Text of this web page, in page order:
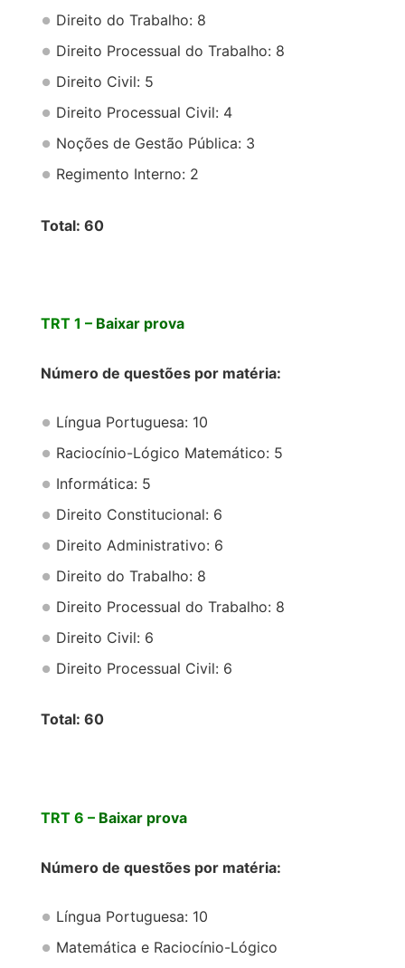
Direito do Trabalho: 8
Direito Processual do Trabalho: 8
Direito Civil: 5
Direito Processual Civil: 4
Noções de Gestão Pública: 3
Regimento Interno: 2
Total: 60
TRT 1 – Baixar prova
Número de questões por matéria:
Língua Portuguesa: 10
Raciocínio-Lógico Matemático: 5
Informática: 5
Direito Constitucional: 6
Direito Administrativo: 6
Direito do Trabalho: 8
Direito Processual do Trabalho: 8
Direito Civil: 6
Direito Processual Civil: 6
Total: 60
TRT 6 – Baixar prova
Número de questões por matéria:
Língua Portuguesa: 10
Matemática e Raciocínio-Lógico